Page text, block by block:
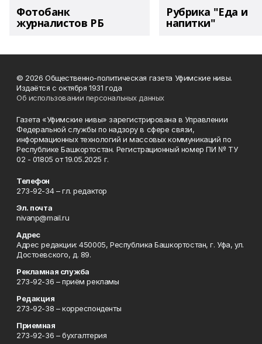
Фотобанк
журналистов РБ
Рубрика "Еда и
напитки"
© 2026 Общественно-политическая газета Уфимские нивы.
Издаётся с октября 1931 года
Об использовании персональных данных
Газета «Уфимские нивы» зарегистрирована в Управлении
Федеральной службы по надзору в сфере связи,
информационных технологий и массовых коммуникаций по
Республике Башкортостан. Регистрационный номер ПИ № ТУ
02 - 01805 от 19.05.2025 г.
Телефон
273-92-34 – гл. редактор
Эл. почта
nivanp@mail.ru
Адрес
Адрес редакции: 450005, Республика Башкортостан, г. Уфа, ул.
Достоевского, д. 89.
Рекламная служба
273-92-36 – приём рекламы
Редакция
273-92-38 – корреспонденты
Приемная
273-92-36 – бухгалтерия